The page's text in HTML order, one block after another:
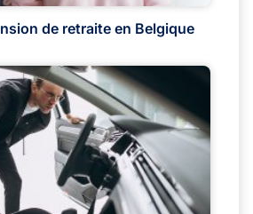
de retraite en Belgique